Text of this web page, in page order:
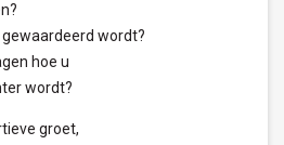
wordt?
hoe u
wordt?
groet,